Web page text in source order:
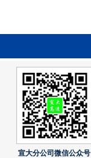
宣大分公司微信公众号